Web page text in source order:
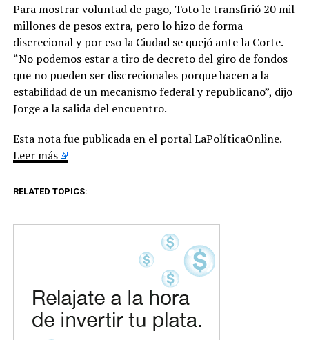
Para mostrar voluntad de pago, Toto le transfirió 20 mil
millones de pesos extra, pero lo hizo de forma
discrecional y por eso la Ciudad se quejó ante la Corte.
“No podemos estar a tiro de decreto del giro de fondos
que no pueden ser discrecionales porque hacen a la
estabilidad de un mecanismo federal y republicano”, dijo
Jorge a la salida del encuentro.
Esta nota fue publicada en el portal LaPolíticaOnline.
Leer más
RELATED TOPICS: